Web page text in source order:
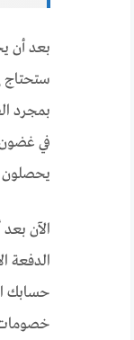
بعد أن
ستحتاج
بمجرد
في غضون
يحصلون
الآن
الدفعة
حسابك
خصومات